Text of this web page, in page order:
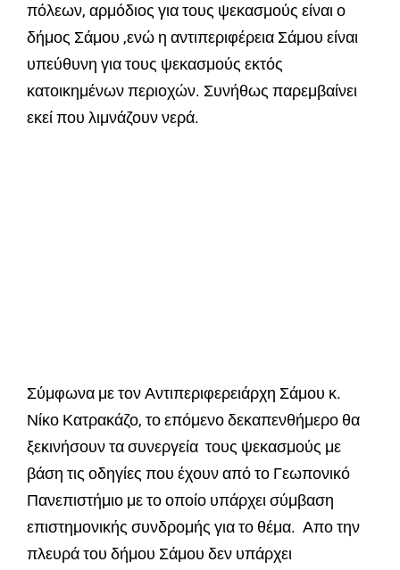
πόλεων, αρμόδιος για τους ψεκασμούς είναι ο
δήμος Σάμου ,ενώ η αντιπεριφέρεια Σάμου είναι
υπεύθυνη για τους ψεκασμούς εκτός
κατοικημένων περιοχών. Συνήθως παρεμβαίνει
εκεί που λιμνάζουν νερά.
Σύμφωνα με τον Αντιπεριφερειάρχη Σάμου κ.
Νίκο Κατρακάζο, το επόμενο δεκαπενθήμερο θα
ξεκινήσουν τα συνεργεία τους ψεκασμούς με
βάση τις οδηγίες που έχουν από το Γεωπονικό
Πανεπιστήμιο με το οποίο υπάρχει σύμβαση
επιστημονικής συνδρομής για το θέμα. Απο την
πλευρά του δήμου Σάμου δεν υπάρχει